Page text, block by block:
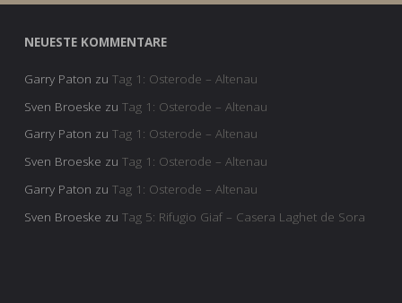
NEUESTE KOMMENTARE
Garry Paton zu Tag 1: Osterode – Altenau
Sven Broeske zu Tag 1: Osterode – Altenau
Garry Paton zu Tag 1: Osterode – Altenau
Sven Broeske zu Tag 1: Osterode – Altenau
Garry Paton zu Tag 1: Osterode – Altenau
Sven Broeske zu Tag 5: Rifugio Giaf – Casera Laghet de Sora